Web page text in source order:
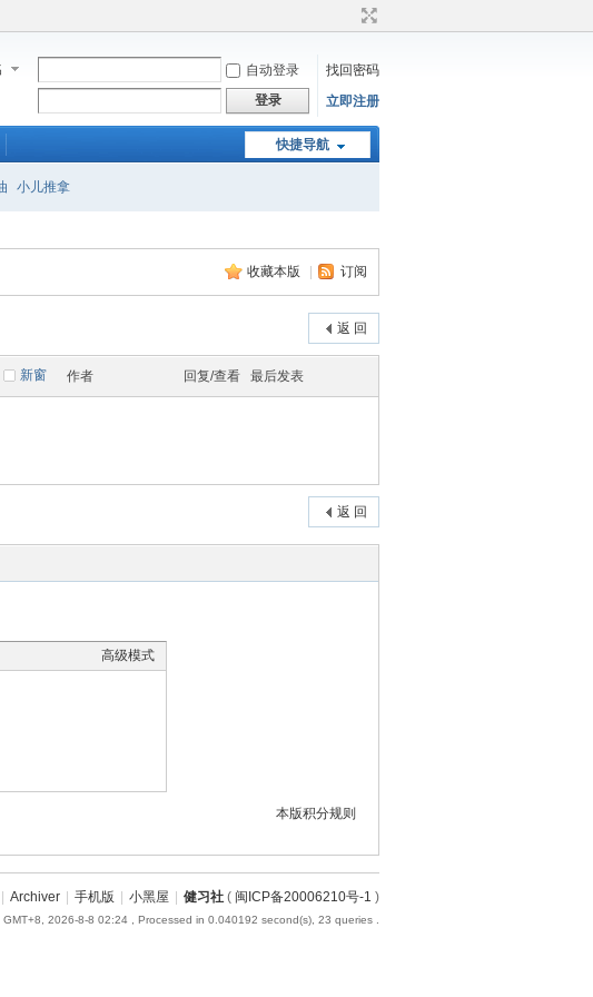
自动登录
找回密码
登录 立即注册
快捷导航
小儿推拿
收藏本版 订阅
返 回
新窗 作者 回复/查看 最后发表
返 回
高级模式
本版积分规则
| Archiver | 手机版 | 小黑屋 | 健习社 ( 闽ICP备20006210号-1 )
GMT+8, 2026-8-8 02:24 , Processed in 0.040192 second(s), 23 queries .